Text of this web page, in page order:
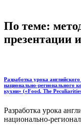
По теме:
презентации
Разработка урока
национально-регионального
кухни» («Food. The
Разработка урока
национально-